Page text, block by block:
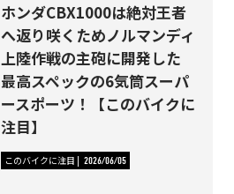
ホンダCBX1000は絶対王者
へ返り咲くためノルマンディ
上陸作戦の主砲に開発した
最高スペックの6気筒スーパ
ースポーツ！【このバイクに
注目】
このバイクに注目 2026/06/05